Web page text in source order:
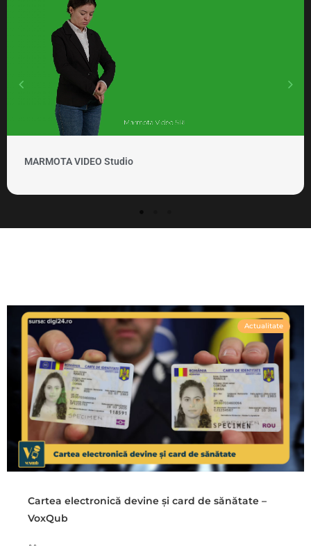
MARMOTA VIDEO Clipuri si promovare
Actualitate
Cartea electronică devine și card de sănătate –
VoxQub